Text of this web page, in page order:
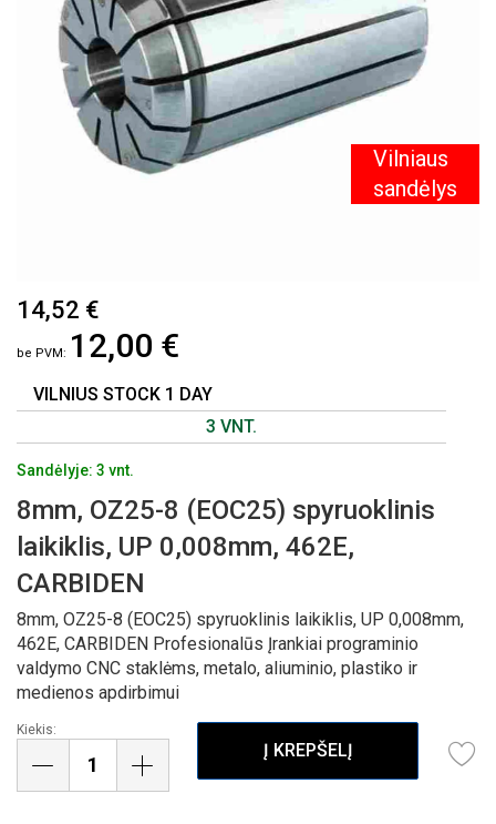
Vilniaus
sandėlys
PAVEIKSLĖLIŲ
PRADŽIĄ
14,52 €
12,00 €
VILNIUS STOCK 1 DAY
3 VNT.
Sandėlyje: 3 vnt.
8mm, OZ25-8 (EOC25) spyruoklinis
laikiklis, UP 0,008mm, 462E,
CARBIDEN
8mm, OZ25-8 (EOC25) spyruoklinis laikiklis, UP 0,008mm,
462E, CARBIDEN Profesionalūs Įrankiai programinio
valdymo CNC staklėms, metalo, aliuminio, plastiko ir
medienos apdirbimui
Kiekis:
Į KREPŠELĮ